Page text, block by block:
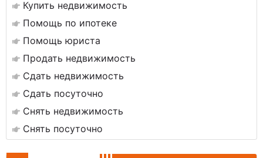
Купить недвижимость
Помощь по ипотеке
Помощь юриста
Продать недвижимость
Сдать недвижимость
Сдать посуточно
Снять недвижимость
Снять посуточно